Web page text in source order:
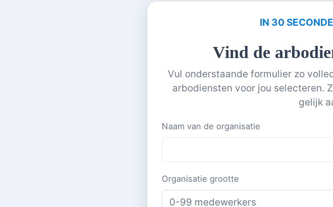
IN 30
Vind de
Vul onderstaande formulier zo
arbodiensten voor jou selecteren.
gelijk
Naam van de organisatie
Organisatie grootte